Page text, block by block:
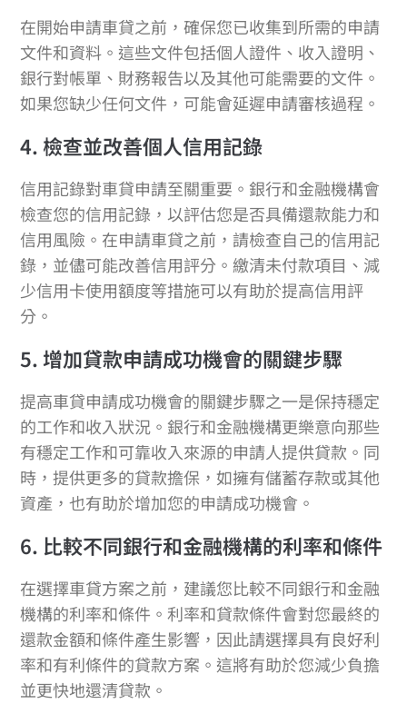
在開始申請車貸之前，確保您已收集到所需的申請
文件和資料。這些文件包括個人證件、收入證明、
銀行對帳單、財務報告以及其他可能需要的文件。
如果您缺少任何文件，可能會延遲申請審核過程。
4. 檢查並改善個人信用記錄
信用記錄對車貸申請至關重要。銀行和金融機構會
檢查您的信用記錄，以評估您是否具備還款能力和
信用風險。在申請車貸之前，請檢查自己的信用記
錄，並儘可能改善信用評分。繳清未付款項目、減
少信用卡使用額度等措施可以有助於提高信用評
分。
5. 增加貸款申請成功機會的關鍵步驟
提高車貸申請成功機會的關鍵步驟之一是保持穩定
的工作和收入狀況。銀行和金融機構更樂意向那些
有穩定工作和可靠收入來源的申請人提供貸款。同
時，提供更多的貸款擔保，如擁有儲蓄存款或其他
資產，也有助於增加您的申請成功機會。
6. 比較不同銀行和金融機構的利率和條件
在選擇車貸方案之前，建議您比較不同銀行和金融
機構的利率和條件。利率和貸款條件會對您最終的
還款金額和條件產生影響，因此請選擇具有良好利
率和有利條件的貸款方案。這將有助於您減少負擔
並更快地還清貸款。